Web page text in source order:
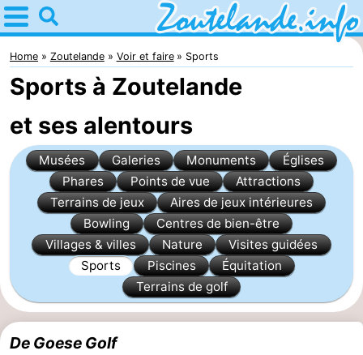
Home
Zoutelande
Astuces
Avec
les
enfants
Webcam
Webcam
Langstraat
Webcam
la
nuit
Appartements
-
Home Zoutelande Voir et faire Sports
Sports à Zoutelande
et ses alentours
Musées Galeries Monuments
Églises
Phares
Points de vue
Attractions
Terrains de jeux
Aires de jeux intérieures
Bowling
Centres de bien-être
Villages & villes
Nature
Visites guidées
Sports
Piscines
Équitation
Terrains de golf
De Goese Golf